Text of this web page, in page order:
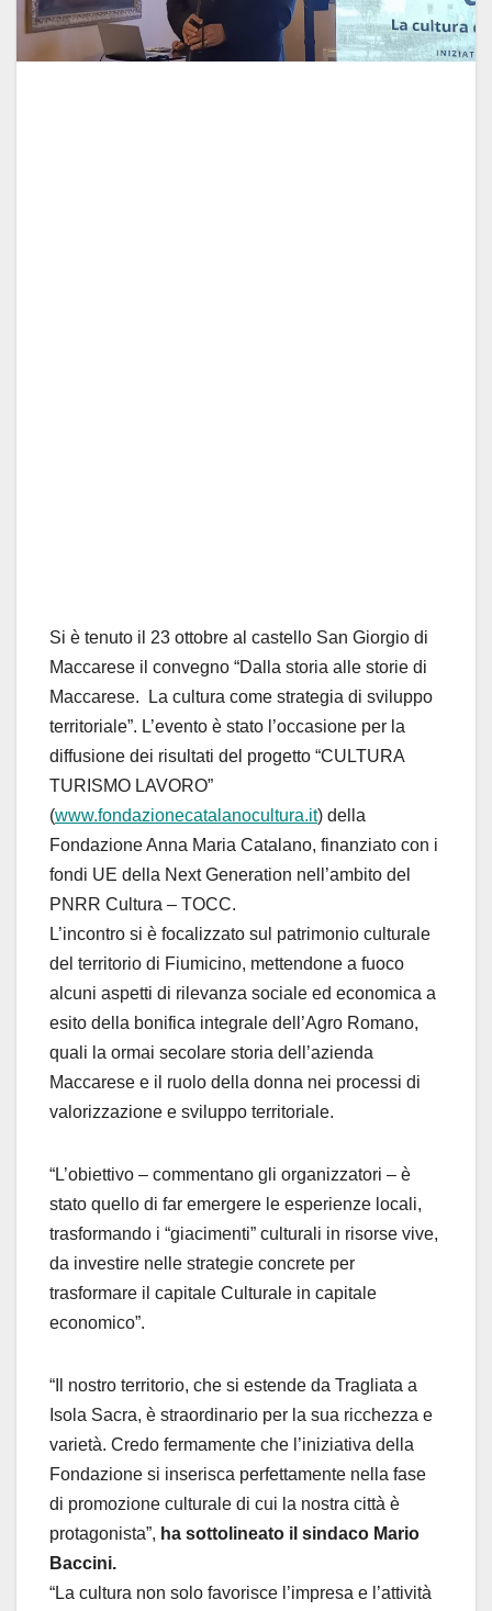
Si è tenuto il 23 ottobre al castello San Giorgio di
Maccarese il convegno “Dalla storia alle storie di
Maccarese.
La cultura come strategia di sviluppo
territoriale”. L’evento è stato l’occasione per la
diffusione dei risultati del progetto “CULTURA
TURISMO LAVORO”
(www.fondazionecatalanocultura.it) della
Fondazione Anna Maria Catalano, finanziato con i
fondi UE della Next Generation nell’ambito del
PNRR Cultura – TOCC.
L’incontro si è focalizzato sul patrimonio culturale
del territorio di Fiumicino, mettendone a fuoco
alcuni aspetti di rilevanza sociale ed economica a
esito della bonifica integrale dell’Agro Romano,
quali la ormai secolare storia dell’azienda
Maccarese e il ruolo della donna nei processi di
valorizzazione e sviluppo territoriale.
“L’obiettivo – commentano gli organizzatori – è
stato quello di far emergere le esperienze locali,
trasformando i “giacimenti” culturali in risorse vive,
da investire nelle strategie concrete per
trasformare il capitale Culturale in capitale
economico”.
“Il nostro territorio, che si estende da Tragliata a
Isola Sacra, è straordinario per la sua ricchezza e
varietà. Credo fermamente che l’iniziativa della
Fondazione si inserisca perfettamente nella fase
di promozione culturale di cui la nostra città è
protagonista”, ha sottolineato il sindaco Mario
Baccini.
“La cultura non solo favorisce l’impresa e l’attività